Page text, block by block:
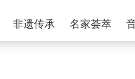
非遗传承 名家荟萃